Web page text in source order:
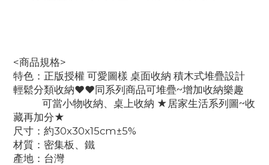
<商品規格>
特色：正版授權 可愛圖樣 桌面收納 積木式堆疊設計
輕鬆分類收納♥♥同系列商品可堆疊~增加收納樂趣
可當小物收納、桌上收納 ★居家生活系列圖~收
藏再加分★
尺寸：約30x30x15cm±5%
材質：密集板、鐵
產地：台灣